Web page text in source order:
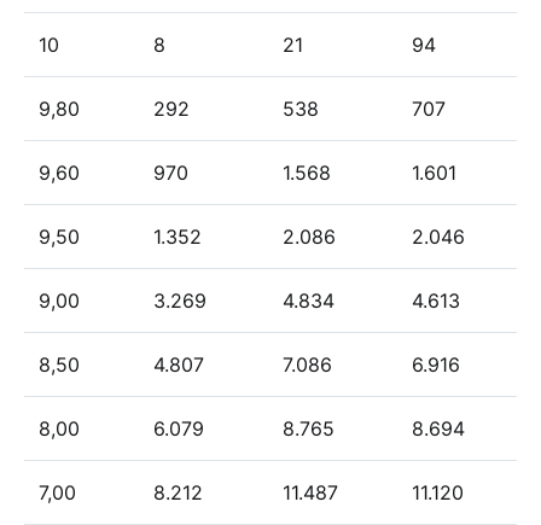
10 8 21 94
9,80 292 538 707
9,60 970 1.568 1.601
9,50 1.352 2.086 2.046
9,00 3.269 4.834 4.613
8,50 4.807 7.086 6.916
8,00 6.079 8.765 8.694
7,00 8.212 11.487 11.120